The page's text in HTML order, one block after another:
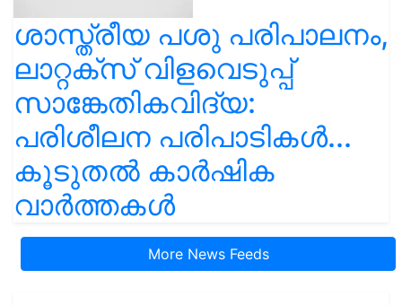
ശാസ്ത്രീയ പശു പരിപാലനം,
ലാറ്റക്സ് വിളവെടുപ്പ്
സാങ്കേതികവിദ്യ:
പരിശീലന പരിപാടികൾ...
കൂടുതൽ കാർഷിക
വാർത്തകൾ
More News Feeds